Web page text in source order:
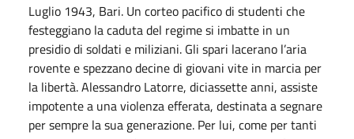
Luglio 1943, Bari. Un corteo pacifico di studenti che
festeggiano la caduta del regime si imbatte in un
presidio di soldati e miliziani. Gli spari lacerano l’aria
rovente e spezzano decine di giovani vite in marcia per
la libertà. Alessandro Latorre, diciassette anni, assiste
impotente a una violenza efferata, destinata a segnare
per sempre la sua generazione. Per lui, come per tanti